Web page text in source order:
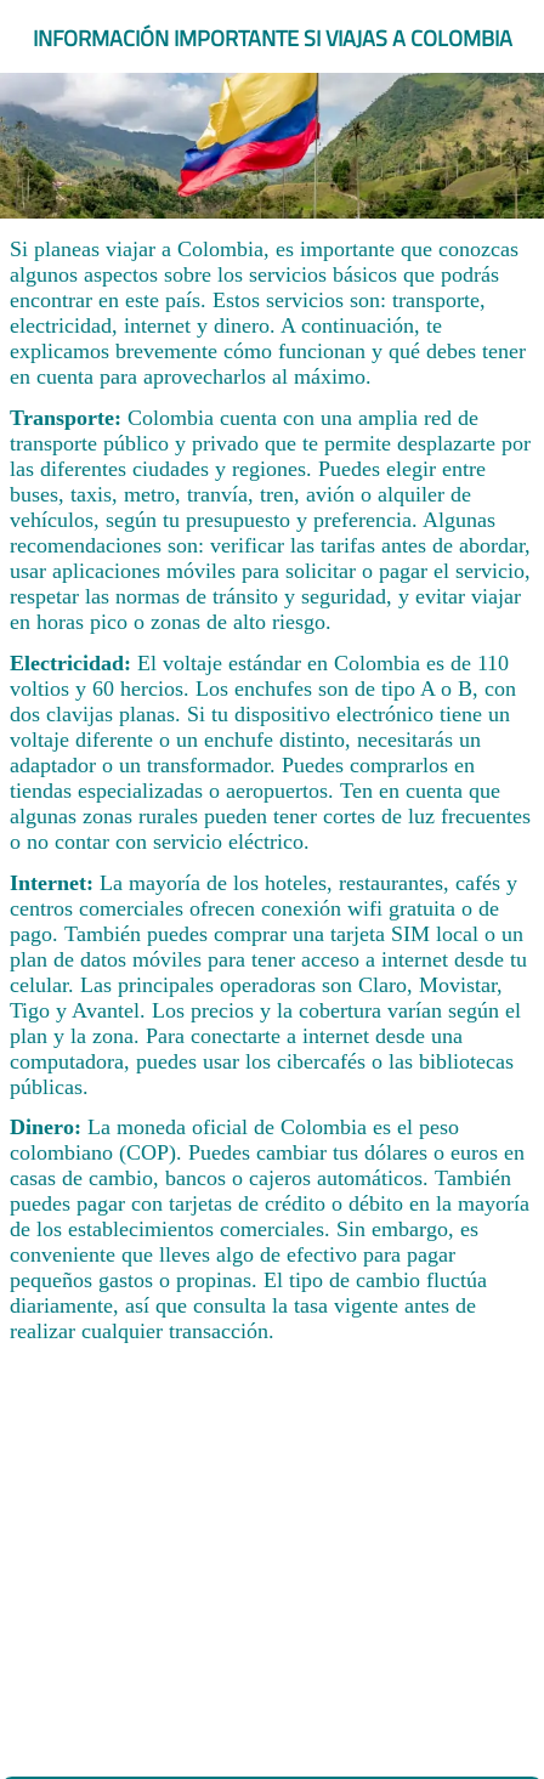
INFORMACIÓN IMPORTANTE SI VIAJAS A COLOMBIA
Si planeas viajar a Colombia, es importante que conozcas
algunos aspectos sobre los servicios básicos que podrás
encontrar en este país. Estos servicios son: transporte,
electricidad, internet y dinero. A continuación, te
explicamos brevemente cómo funcionan y qué debes tener
en cuenta para aprovecharlos al máximo.
Transporte: Colombia cuenta con una amplia red de
transporte público y privado que te permite desplazarte por
las diferentes ciudades y regiones. Puedes elegir entre
buses, taxis, metro, tranvía, tren, avión o alquiler de
vehículos, según tu presupuesto y preferencia. Algunas
recomendaciones son: verificar las tarifas antes de abordar,
usar aplicaciones móviles para solicitar o pagar el servicio,
respetar las normas de tránsito y seguridad, y evitar viajar
en horas pico o zonas de alto riesgo.
Electricidad: El voltaje estándar en Colombia es de 110
voltios y 60 hercios. Los enchufes son de tipo A o B, con
dos clavijas planas. Si tu dispositivo electrónico tiene un
voltaje diferente o un enchufe distinto, necesitarás un
adaptador o un transformador. Puedes comprarlos en
tiendas especializadas o aeropuertos. Ten en cuenta que
algunas zonas rurales pueden tener cortes de luz frecuentes
o no contar con servicio eléctrico.
Internet: La mayoría de los hoteles, restaurantes, cafés y
centros comerciales ofrecen conexión wifi gratuita o de
pago. También puedes comprar una tarjeta SIM local o un
plan de datos móviles para tener acceso a internet desde tu
celular. Las principales operadoras son Claro, Movistar,
Tigo y Avantel. Los precios y la cobertura varían según el
plan y la zona. Para conectarte a internet desde una
computadora, puedes usar los cibercafés o las bibliotecas
públicas.
Dinero: La moneda oficial de Colombia es el peso
colombiano (COP). Puedes cambiar tus dólares o euros en
casas de cambio, bancos o cajeros automáticos. También
puedes pagar con tarjetas de crédito o débito en la mayoría
de los establecimientos comerciales. Sin embargo, es
conveniente que lleves algo de efectivo para pagar
pequeños gastos o propinas. El tipo de cambio fluctúa
diariamente, así que consulta la tasa vigente antes de
realizar cualquier transacción.